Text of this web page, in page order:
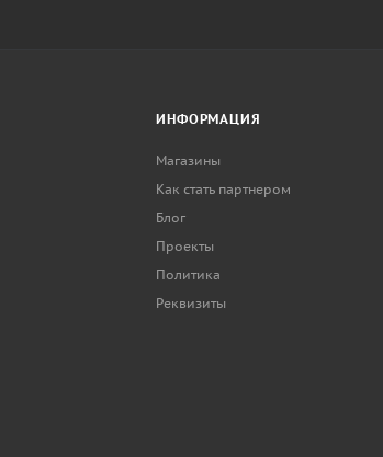
ИНФОРМАЦИЯ
Магазины
Как стать партнером
Блог
Проекты
Политика
Реквизиты